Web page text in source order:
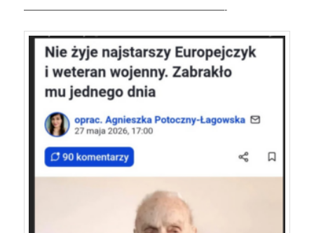
——————————————————————-